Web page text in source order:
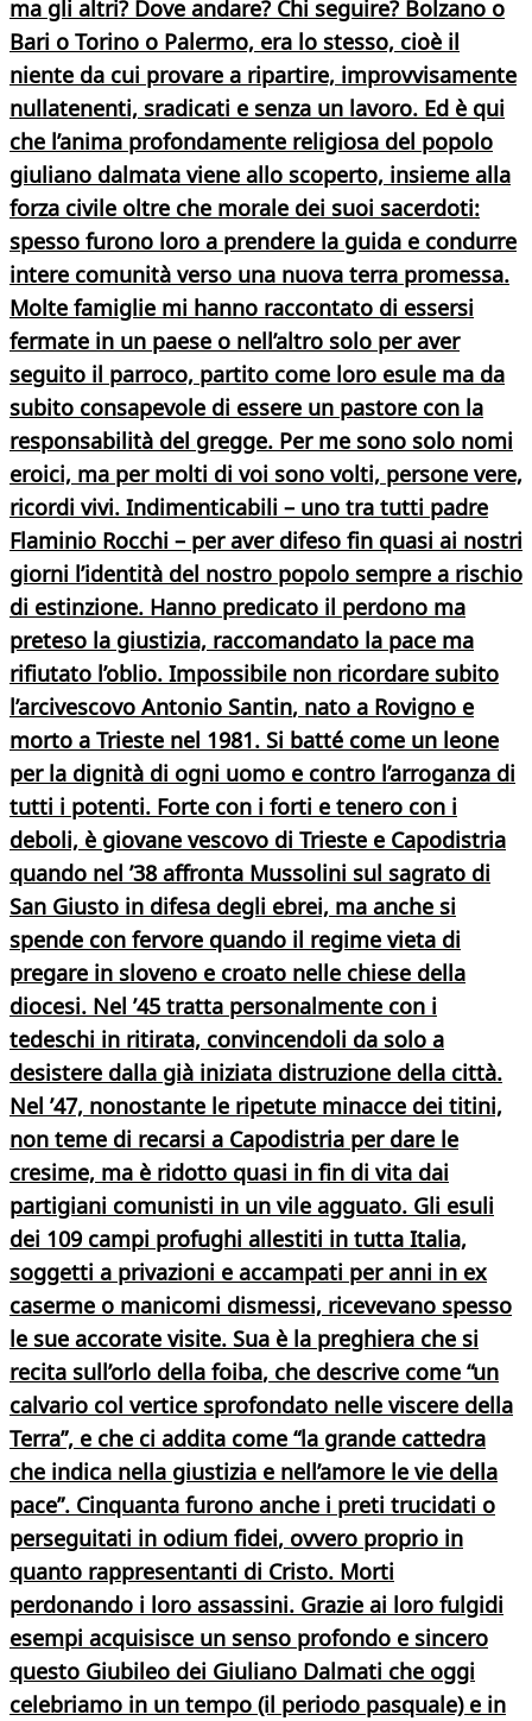
ma gli altri? Dove andare? Chi seguire? Bolzano o
Bari o Torino o Palermo, era lo stesso, cioè il
niente da cui provare a ripartire, improvvisamente
nullatenenti, sradicati e senza un lavoro. Ed è qui
che l’anima profondamente religiosa del popolo
giuliano dalmata viene allo scoperto, insieme alla
forza civile oltre che morale dei suoi sacerdoti:
spesso furono loro a prendere la guida e condurre
intere comunità verso una nuova terra promessa.
Molte famiglie mi hanno raccontato di essersi
fermate in un paese o nell’altro solo per aver
seguito il parroco, partito come loro esule ma da
subito consapevole di essere un pastore con la
responsabilità del gregge. Per me sono solo nomi
eroici, ma per molti di voi sono volti, persone vere,
ricordi vivi. Indimenticabili – uno tra tutti padre
Flaminio Rocchi – per aver difeso fin quasi ai nostri
giorni l’identità del nostro popolo sempre a rischio
di estinzione. Hanno predicato il perdono ma
preteso la giustizia, raccomandato la pace ma
rifiutato l’oblio. Impossibile non ricordare subito
l’arcivescovo Antonio Santin, nato a Rovigno e
morto a Trieste nel 1981. Si batté come un leone
per la dignità di ogni uomo e contro l’arroganza di
tutti i potenti. Forte con i forti e tenero con i
deboli, è giovane vescovo di Trieste e Capodistria
quando nel ’38 affronta Mussolini sul sagrato di
San Giusto in difesa degli ebrei, ma anche si
spende con fervore quando il regime vieta di
pregare in sloveno e croato nelle chiese della
diocesi. Nel ’45 tratta personalmente con i
tedeschi in ritirata, convincendoli da solo a
desistere dalla già iniziata distruzione della città.
Nel ’47, nonostante le ripetute minacce dei titini,
non teme di recarsi a Capodistria per dare le
cresime, ma è ridotto quasi in fin di vita dai
partigiani comunisti in un vile agguato. Gli esuli
dei 109 campi profughi allestiti in tutta Italia,
soggetti a privazioni e accampati per anni in ex
caserme o manicomi dismessi, ricevevano spesso
le sue accorate visite. Sua è la preghiera che si
recita sull’orlo della foiba, che descrive come “un
calvario col vertice sprofondato nelle viscere della
Terra”, e che ci addita come “la grande cattedra
che indica nella giustizia e nell’amore le vie della
pace”. Cinquanta furono anche i preti trucidati o
perseguitati in odium fidei, ovvero proprio in
quanto rappresentanti di Cristo. Morti
perdonando i loro assassini. Grazie ai loro fulgidi
esempi acquisisce un senso profondo e sincero
questo Giubileo dei Giuliano Dalmati che oggi
celebriamo in un tempo (il periodo pasquale) e in